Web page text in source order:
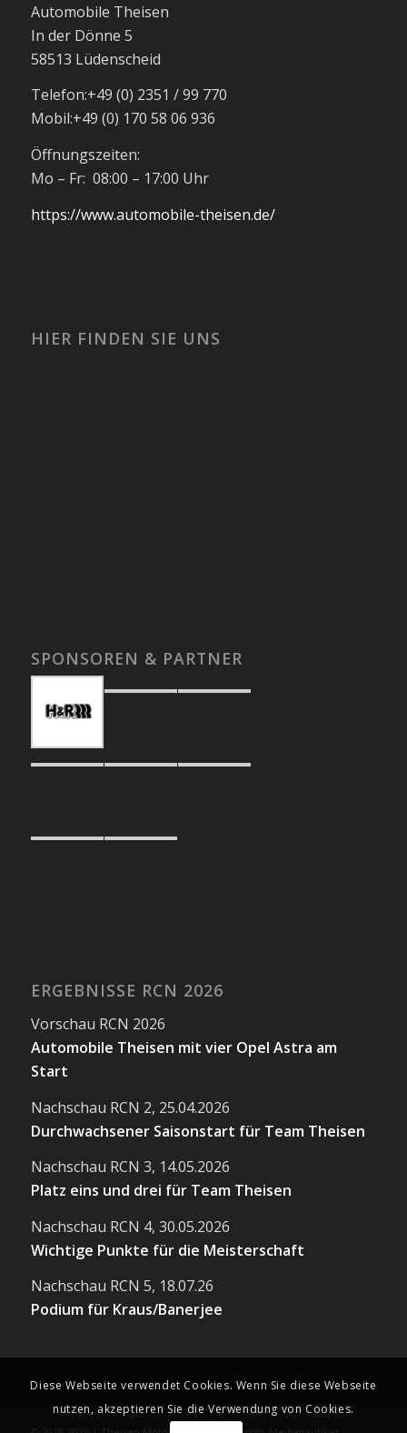
Automobile Theisen
In der Dönne 5
58513 Lüdenscheid
Telefon:+49 (0) 2351 / 99 770
Mobil:+49 (0) 170 58 06 936
Öffnungszeiten:
Mo – Fr: 08:00 – 17:00 Uhr
https://www.automobile-theisen.de/
HIER FINDEN SIE UNS
SPONSOREN & PARTNER
ERGEBNISSE RCN 2026
Vorschau RCN 2026
Automobile Theisen mit vier Opel Astra am
Start
Nachschau RCN 2, 25.04.2026
Durchwachsener Saisonstart für Team Theisen
Nachschau RCN 3, 14.05.2026
Platz eins und drei für Team Theisen
Nachschau RCN 4, 30.05.2026
Wichtige Punkte für die Meisterschaft
Nachschau RCN 5, 18.07.26
Podium für Kraus/Banerjee
Diese Webseite verwendet Cookies. Wenn Sie diese Webseite
nutzen, akzeptieren Sie die Verwendung von Cookies.